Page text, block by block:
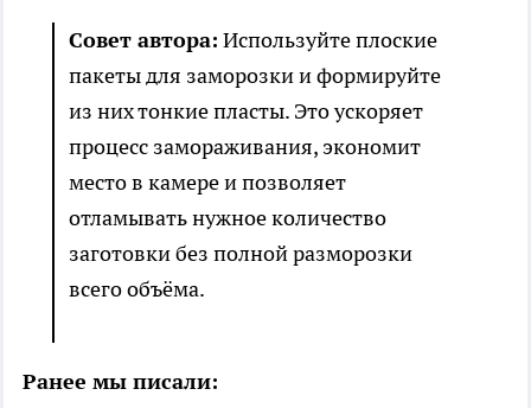
Совет автора: Используйте плоские
пакеты для заморозки и формируйте
из них тонкие пласты. Это ускоряет
процесс замораживания, экономит
место в камере и позволяет
отламывать нужное количество
заготовки без полной разморозки
всего объёма.
Ранее мы писали: